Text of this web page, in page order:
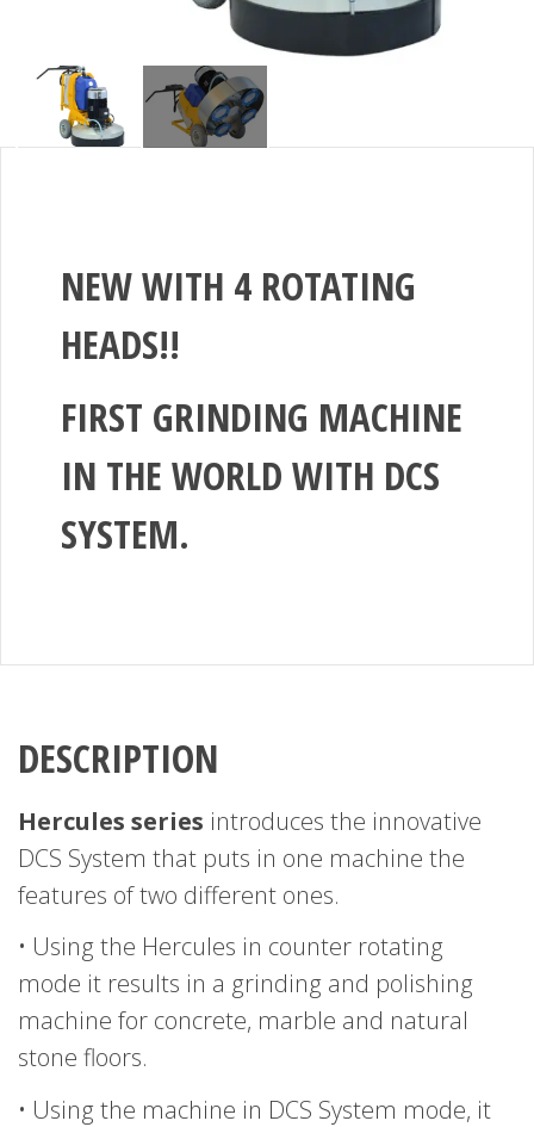
NEW WITH 4 ROTATING
HEADS!!
FIRST GRINDING MACHINE
IN THE WORLD WITH DCS
SYSTEM.
DESCRIPTION
Hercules series introduces the innovative
DCS System that puts in one machine the
features of two different ones.
• Using the Hercules in counter rotating
mode it results in a grinding and polishing
machine for concrete, marble and natural
stone floors.
• Using the machine in DCS System mode, it